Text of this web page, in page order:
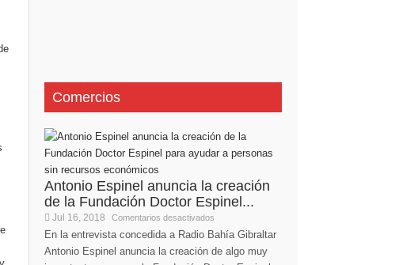
Comercios
Antonio Espinel anuncia la creación
de la Fundación Doctor Espinel...
Jul 16, 2018 Comentarios desactivados
En la entrevista concedida a Radio Bahía Gibraltar
Antonio Espinel anuncia la creación de algo muy